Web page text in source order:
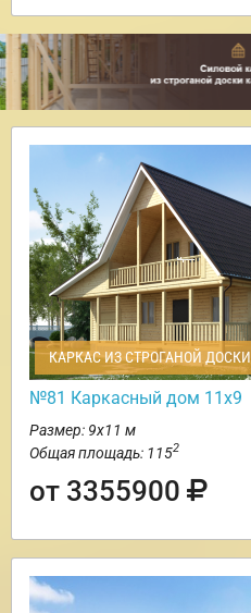
КАРКАС ИЗ СТРОГАНОЙ ДОСКИ
№81 Каркасный дом 11х9
Размер: 9х11 м
Общая площадь: 1152
от 3355900